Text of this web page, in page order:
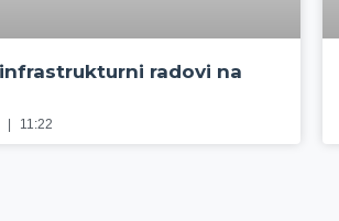
radovi na
11:22